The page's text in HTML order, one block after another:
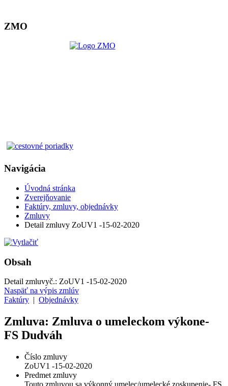
ZMO
Navigácia
Úvodná stránka
Zverejňovanie
Faktúry, zmluvy, objednávky
Zmluvy
Detail zmluvy ZoUV1 -15-02-2020
Obsah
Detail zmluvyč.: ZoUV1 -15-02-2020
Naspäť na výpis zmlúv
Faktúry | Objednávky
Zmluva: Zmluva o umeleckom výkone-
FS Dudváh
Číslo zmluvy
ZoUV1 -15-02-2020
Predmet zmluvy
Touto zmluvou sa výkonný umelec/umelecké zoskupenie- FS